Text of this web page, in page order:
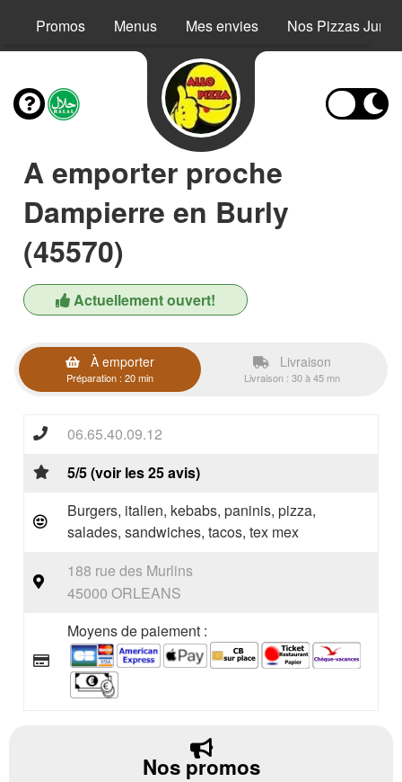
Promos Menus Mes envies Nos Pizzas Junior
A emporter proche
Dampierre en Burly
(45570)
Actuellement ouvert!
À emporter
Préparation : 20 min
Livraison
Livraison : 30 à 45 mn
06.65.40.09.12
5/5 (voir les 25 avis)
Burgers, italien, kebabs, paninis, pizza,
salades, sandwiches, tacos, tex mex
188 rue des Murlins
45000 ORLEANS
Moyens de paiement :
Nos promos